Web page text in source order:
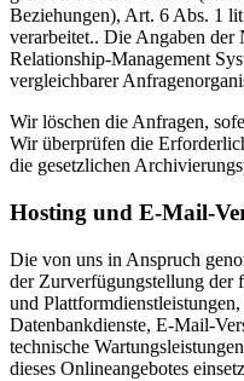
Beziehungen), Art. 6 Abs. 1
verarbeitet.. Die Angaben der
Relationship-Management
vergleichbarer
Wir löschen die Anfragen,
Wir überprüfen die
die gesetzlichen
Hosting und E-Mail-
Die von uns in Anspruch
der Zurverfügungstellung der
und
Datenbankdienste, E-Mail-
technische
dieses Onlineangebotes